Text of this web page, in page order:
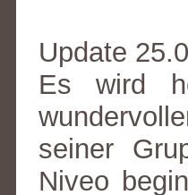
Update
Es wird
seiner
Niveo